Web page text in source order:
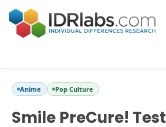
Anime Pop Culture
Smile PreCure! Test